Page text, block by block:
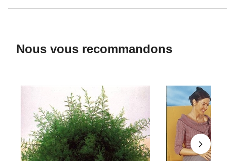
Nous vous recommandons